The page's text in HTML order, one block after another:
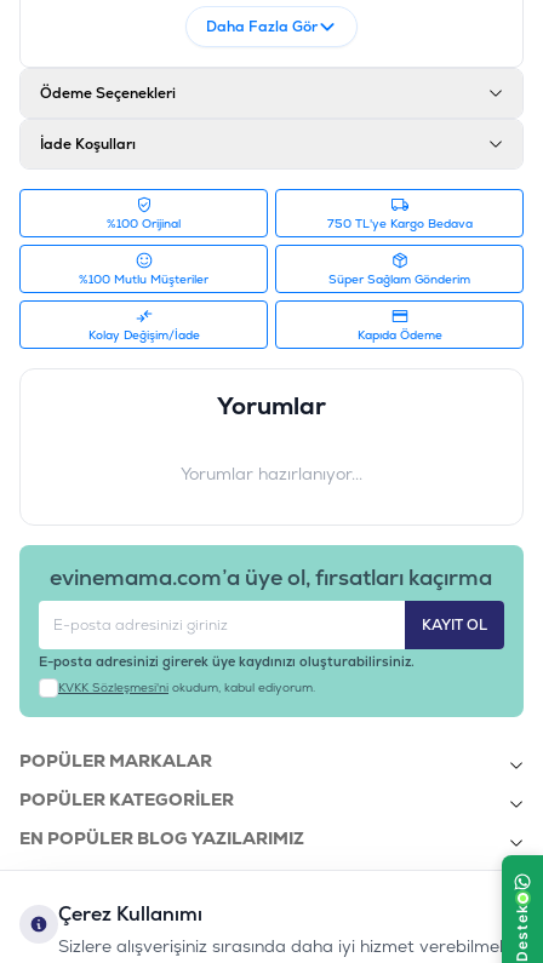
:
6927749871514
Tedarikçi Ürün Kodu
Daha Fazla Gör
Ödeme Seçenekleri
İade Koşulları
%100 Orijinal 750 TL'ye Kargo Bedava
%100 Mutlu Müşteriler Süper Sağlam Gönderim
Kolay Değişim/İade Kapıda Ödeme
Yorumlar
Yorumlar hazırlanıyor...
evinemama.com’a üye ol, fırsatları kaçırma
KAYIT OL
E-posta adresinizi girerek üye kaydınızı oluşturabilirsiniz.
KVKK Sözleşmesi'ni okudum, kabul ediyorum.
POPÜLER MARKALAR
POPÜLER KATEGORILER
EN POPÜLER BLOG YAZILARIMIZ
KURUMSAL
Çerez Kullanımı
Sizlere alışverişiniz sırasında daha iyi hizmet verebilmek